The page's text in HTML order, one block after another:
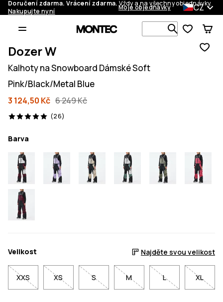
Doručení zdarma. Vrácení zdarma.Vždy a na všechny objednávky.
Nakupujte nyní
Moje objednávky CZ
Vyhledávej
Dozer W
Kalhoty na Snowboard Dámské Soft
Pink/Black/Metal Blue
3 124,50 Kč 6 249 Kč
(26)
26 recenze, 5/5
Barva
Velikost Najděte svou velikost
XXS XS S M L XL